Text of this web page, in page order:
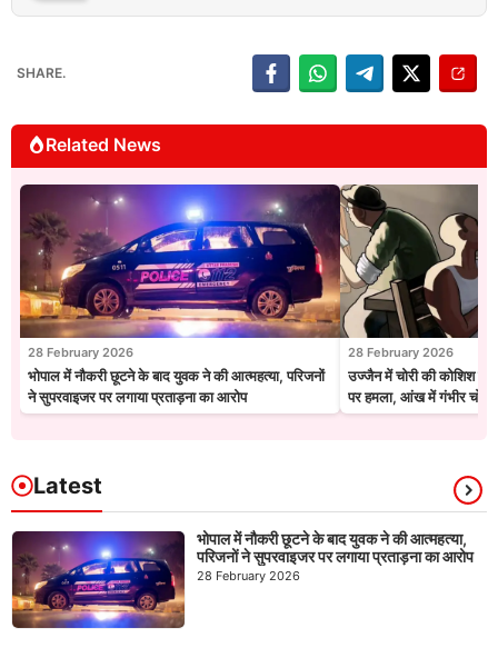
SHARE.
Related News
28 February 2026
भोपाल में नौकरी छूटने के बाद युवक ने की आत्महत्या, परिजनों
ने सुपरवाइजर पर लगाया प्रताड़ना का आरोप
28 February 2026
उज्जैन में चोरी की कोशिश
पर हमला, आंख में गंभीर चोट
Latest
भोपाल में नौकरी छूटने के बाद युवक ने की आत्महत्या,
परिजनों ने सुपरवाइजर पर लगाया प्रताड़ना का आरोप
28 February 2026